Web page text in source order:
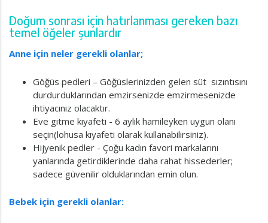
Doğum sonrası için hatırlanması gereken bazı
temel öğeler şunlardır
Anne için neler gerekli olanlar;
Göğüs pedleri – Göğüslerinizden gelen süt sızıntısını
durdurduklarından emzirsenizde emzirmesenizde
ihtiyacınız olacaktır.
Eve gitme kıyafeti - 6 aylık hamileyken uygun olanı
seçin(lohusa kıyafeti olarak kullanabilirsiniz).
Hijyenik pedler - Çoğu kadın favori markalarını
yanlarında getirdiklerinde daha rahat hissederler;
sadece güvenilir olduklarından emin olun.
Bebek için gerekli olanlar: